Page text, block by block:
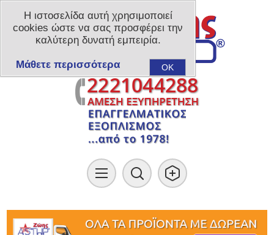
Η ιστοσελίδα αυτή χρησιμοποιεί
cookies ώστε να σας προσφέρει την
καλύτερη δυνατή εμπειρία.
OK
Μάθετε περισσότερα